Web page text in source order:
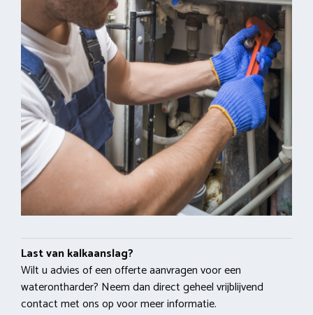
Last van kalkaanslag?
Wilt u advies of een offerte aanvragen voor een
waterontharder? Neem dan direct geheel vrijblijvend
contact met ons op voor meer informatie.